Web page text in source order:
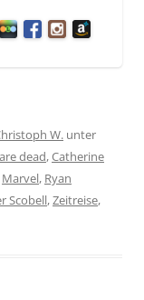
W. unter
dead,Catherine
Marvel, Ryan
Scobell,Zeitreise,